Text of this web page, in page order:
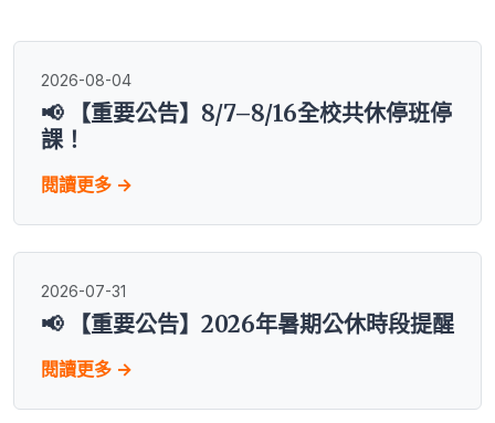
2026-08-04
📢 【重要公告】8/7–8/16全校共休停班停
課！
閱讀更多 →
2026-07-31
📢 【重要公告】2026年暑期公休時段提醒
閱讀更多 →